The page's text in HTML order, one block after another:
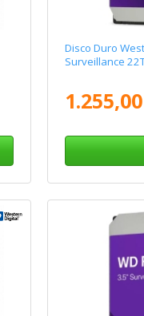
Disco Duro
Surveillance